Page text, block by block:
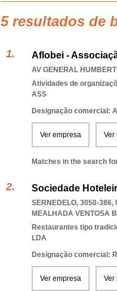
5 resultados de
Aflobei -
AV GENERAL
Atividades de
ASS
Designação comercial:
Ver empresa Ver
Matches in the search
Sociedade
SERNEDELO, 3050-
MEALHADA VENTOSA
Restaurantes tipo
LDA
Designação comercial:
Ver empresa Ver